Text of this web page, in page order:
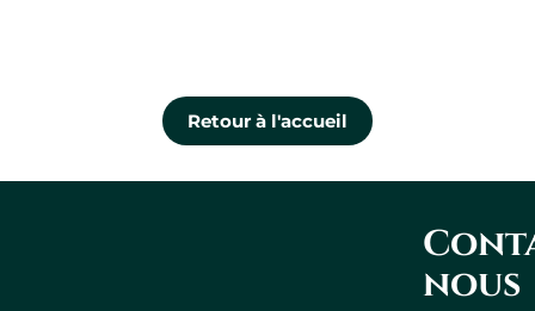
Retour à l'accueil
nous